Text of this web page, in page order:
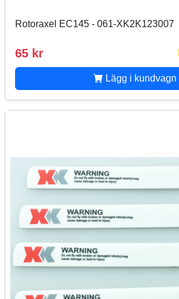
Rotoraxel EC145 - 061-XK2K123007
65 kr
Lägg i kundvagn